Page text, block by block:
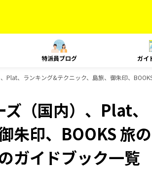
特派員ブログ ガイ
Plat、ランキング&テクニック、島旅、御朱印、
（国内）、Plat、
朱印、BOOKS 旅の
ガイドブック一覧